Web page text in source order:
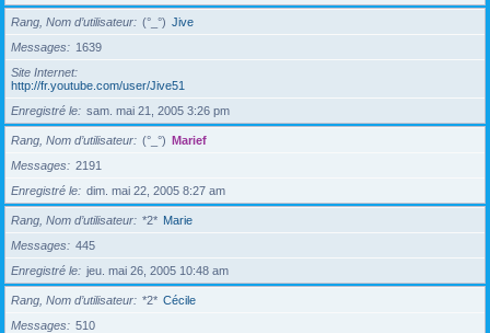
Rang, Nom d’utilisateur (°_°) Jive
Messages
1639
Site Internet
http://fr.youtube.com/user/Jive51
Enregistré le
sam. mai 21, 2005 3:26 pm
Rang, Nom d’utilisateur (°_°) Marief
Messages
2191
Enregistré le
dim. mai 22, 2005 8:27 am
Rang, Nom d’utilisateur *2* Marie
Messages
445
Enregistré le
jeu. mai 26, 2005 10:48 am
Rang, Nom d’utilisateur *2* Cécile
Messages
510